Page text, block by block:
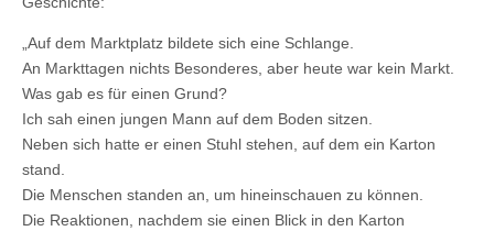
„Auf dem Marktplatz bildete sich eine Schlange.
An Markttagen nichts Besonderes, aber heute war kein Markt.
Was gab es für einen Grund?
Ich sah einen jungen Mann auf dem Boden sitzen.
Neben sich hatte er einen Stuhl stehen, auf dem ein Karton
stand.
Die Menschen standen an, um hineinschauen zu können.
Die Reaktionen, nachdem sie einen Blick in den Karton